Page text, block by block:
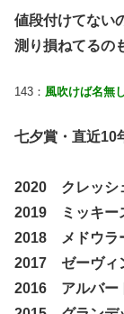
値段付けてない
測り損ねてるの
143： 風吹けば名無
七夕賞・直近10
2020 クレッ
2019 ミッキ
2018 メドウ
2017 ゼーヴ
2016 アルバ